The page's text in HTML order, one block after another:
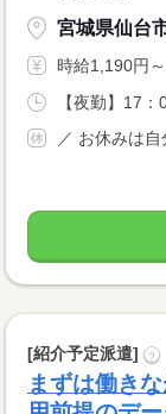
宮城県仙台
時給1,190円～
【夜勤】17
／ お休みは自
[紹介予定派遣] ?
まずは働き